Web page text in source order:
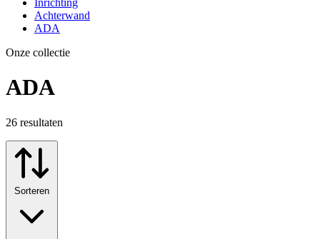
Inrichting
Achterwand
ADA
Onze collectie
ADA
26 resultaten
Sorteren